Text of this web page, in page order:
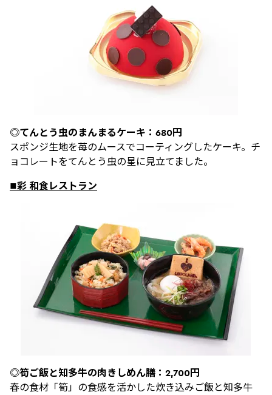
◎てんとう虫のまんまるケーキ：680円
スポンジ生地を苺のムースでコーティングしたケーキ。チ
ョコレートをてんとう虫の星に見立てました。
■彩 和食レストラン
◎筍ご飯と知多牛の肉きしめん膳：2,700円
春の食材「筍」の食感を活かした炊き込みご飯と知多牛